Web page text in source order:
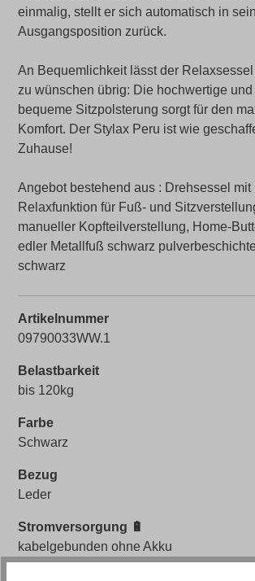
einmalig, stellt er sich automatisch in
Ausgangsposition zurück.
An Bequemlichkeit lässt der
zu wünschen übrig: Die hochwertige
bequeme Sitzpolsterung sorgt für den
Komfort. Der Stylax Peru ist wie
Zuhause!
Angebot bestehend aus : Drehsessel mit
Relaxfunktion für Fuß- und
manueller Kopfteilverstellung, Home-
edler Metallfuß schwarz
schwarz
Artikelnummer
09790033WW.1
Belastbarkeit
bis 120kg
Farbe
Schwarz
Bezug
Leder
Stromversorgung 🔋
kabelgebunden ohne Akku